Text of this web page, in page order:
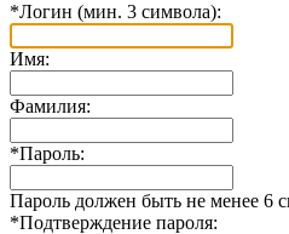
*Логин (мин. 3 символа):
Имя:
Фамилия:
*Пароль:
Пароль должен быть не менее 6
*Подтверждение пароля: